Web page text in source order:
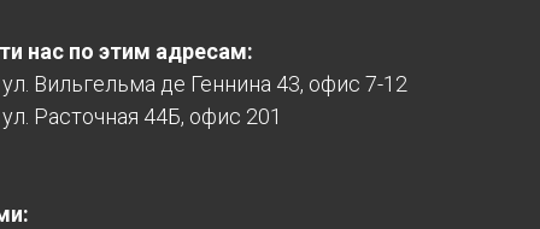
нас по этим адресам:
ул. Вильгельма де Геннина 43, офис 7-12
Расточная 44Б, офис 201